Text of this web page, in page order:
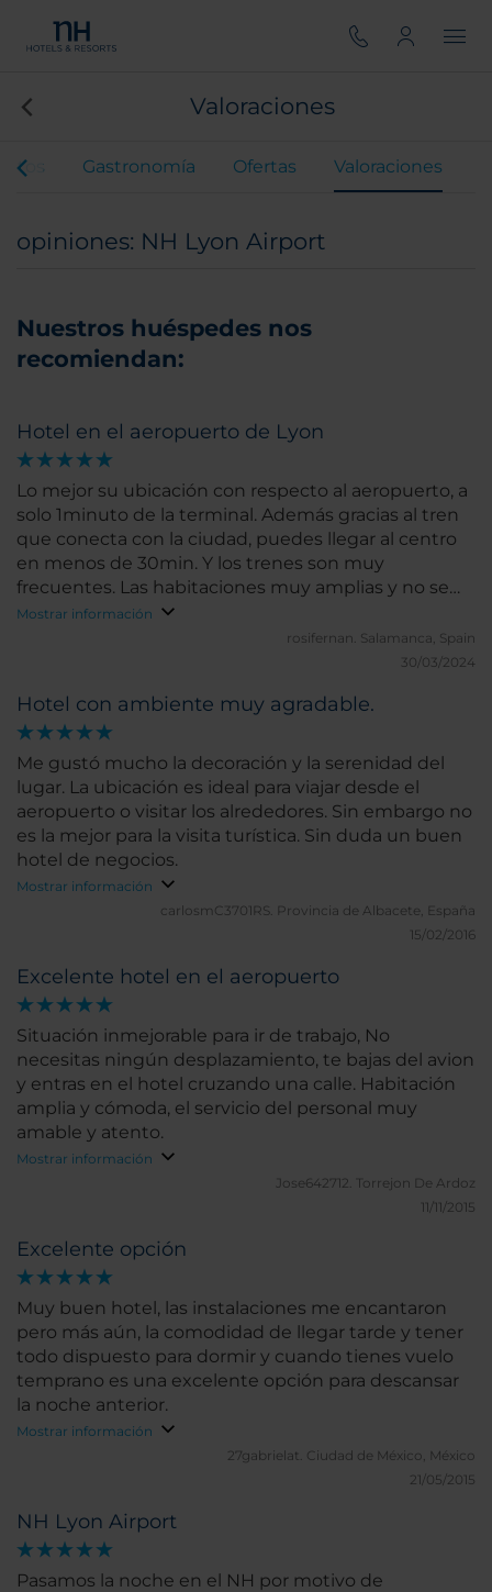
Valoraciones
Gastronomía Ofertas Valoraciones
opiniones: NH Lyon Airport
Nuestros huéspedes nos
recomiendan:
Hotel en el aeropuerto de Lyon
Lo mejor su ubicación con respecto al aeropuerto, a
solo 1minuto de la terminal. Además gracias al tren
que conecta con la ciudad, puedes llegar al centro
en menos de 30min. Y los trenes son muy
frecuentes. Las habitaciones muy amplias y no se
oye nada de ruido. El restaurante muy bueno
aunque no hay mucha oferta de platos.
Mostrar información
rosifernan. Salamanca, Spain
30/03/2024
Hotel con ambiente muy agradable.
Me gustó mucho la decoración y la serenidad del
lugar. La ubicación es ideal para viajar desde el
aeropuerto o visitar los alrededores. Sin embargo no
es la mejor para la visita turística. Sin duda un buen
hotel de negocios.
Mostrar información
carlosmC3701RS.
Provincia de Albacete, España
15/02/2016
Excelente hotel en el aeropuerto
Situación inmejorable para ir de trabajo, No
necesitas ningún desplazamiento, te bajas del avion
y entras en el hotel cruzando una calle. Habitación
amplia y cómoda, el servicio del personal muy
amable y atento.
Mostrar información
Jose642712. Torrejon De Ardoz
11/11/2015
Excelente opción
Muy buen hotel, las instalaciones me encantaron
pero más aún, la comodidad de llegar tarde y tener
todo dispuesto para dormir y cuando tienes vuelo
temprano es una excelente opción para descansar
la noche anterior.
Mostrar información
27gabrielat. Ciudad de México, México
21/05/2015
NH Lyon Airport
Pasamos la noche en el NH por motivo de